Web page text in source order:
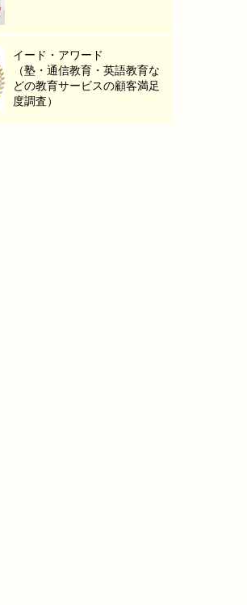
イード・アワード
（塾・通信教育・英語教育な
どの教育サービスの顧客満足
度調査）